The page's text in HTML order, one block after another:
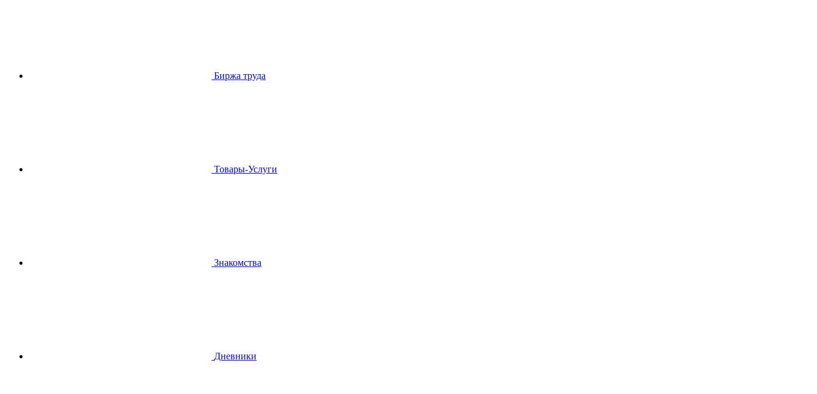
Биржа труда
Товары-Услуги
Знакомства
Дневники